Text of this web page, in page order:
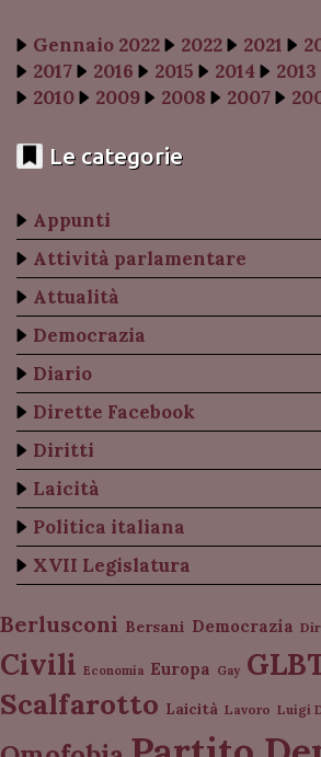
Gennaio 2022 2022 2021
2017
2016 2015 2014 2013
2010
2009 2008 2007
Le categorie
Appunti
Attività parlamentare
Attualità
Democrazia
Diario
Dirette Facebook
Diritti
Laicità
Politica italiana
XVII Legislatura
Berlusconi Bersani Democrazia
Civili Economia Europa Gay
Scalfarotto Laicità Lavoro Luigi